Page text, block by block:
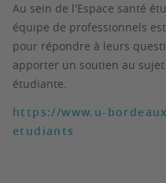
Au sein de l'Espace santé
équipe de professionnels
pour répondre à leurs
apporter un soutien au
étudiante.
https://www.u-
etudiants